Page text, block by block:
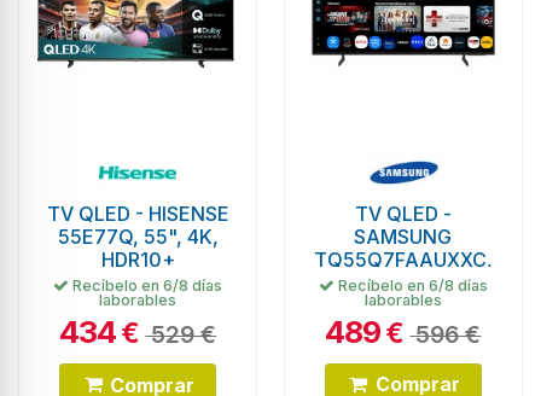
TV QLED - HISENSE
55E77Q, 55", 4K,
HDR10+
Recíbelo en 6/8 días
laborables
434€ 529 €
Comprar
TV QLED -
SAMSUNG
TQ55Q7FAAUXXC,
55", 4K, Quantum
HDR, SmartThings
Recíbelo en 6/8 días
laborables
489€ 596 €
Comprar